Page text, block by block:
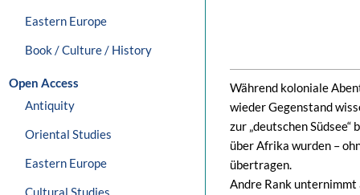
Eastern Europe
Book / Culture / History
Open Access
Antiquity
Oriental Studies
Eastern Europe
Cultural Studies
Während koloniale
wieder Gegenstand
zur „deutschen
über Afrika wurden –
übertragen.
Andre Rank unternimmt